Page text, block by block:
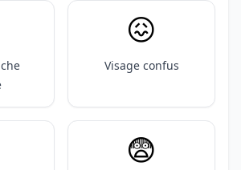
😖
Visage confus
😨